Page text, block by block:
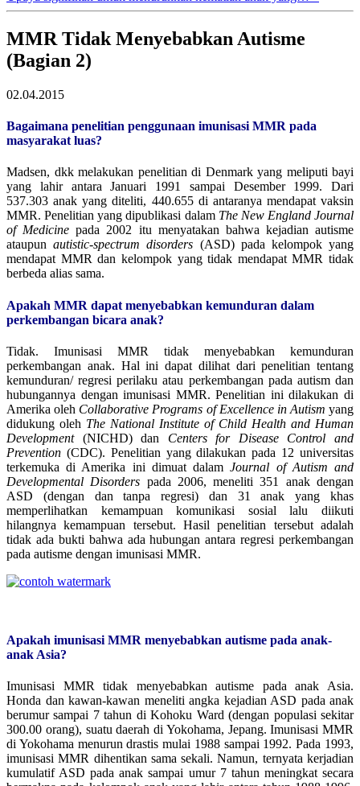
MMR Tidak Menyebabkan Autisme
(Bagian 2)
02.04.2015
Bagaimana penelitian penggunaan imunisasi MMR pada
masyarakat luas?
Madsen, dkk melakukan penelitian di Denmark yang meliputi bayi
yang lahir antara Januari 1991 sampai Desember 1999. Dari
537.303 anak yang diteliti, 440.655 di antaranya mendapat vaksin
MMR. Penelitian yang dipublikasi dalam The New England Journal
of Medicine pada 2002 itu menyatakan bahwa kejadian autisme
ataupunautistic-spectrum disorders (ASD) pada kelompok yang
mendapat MMR dan kelompok yang tidak mendapat MMR tidak
berbeda alias sama.
Apakah MMR dapat menyebabkan kemunduran dalam
perkembangan bicara anak?
Tidak. Imunisasi MMR tidak menyebabkan kemunduran
perkembangan anak. Hal ini dapat dilihat dari penelitian tentang
kemunduran/ regresi perilaku atau perkembangan pada autism dan
hubungannya dengan imunisasi MMR. Penelitian ini dilakukan di
Amerika oleh Collaborative Programs of Excellence in Autism yang
didukung oleh The National Institute of Child Health and Human
Development(NICHD) dan Centers for Disease Control and
Prevention (CDC). Penelitian yang dilakukan pada 12 universitas
terkemuka di Amerika ini dimuat dalamJournal of Autism and
Developmental Disorders pada 2006, meneliti 351 anak dengan
ASD (dengan dan tanpa regresi) dan 31 anak yang khas
memperlihatkan kemampuan komunikasi sosial lalu diikuti
hilangnya kemampuan tersebut. Hasil penelitian tersebut adalah
tidak ada bukti bahwa ada hubungan antara regresi perkembangan
pada autisme dengan imunisasi MMR.
Apakah imunisasi MMR menyebabkan autisme pada anak-
anak Asia?
Imunisasi MMR tidak menyebabkan autisme pada anak Asia.
Honda dan kawan-kawan meneliti angka kejadian ASD pada anak
berumur sampai 7 tahun di Kohoku Ward (dengan populasi sekitar
300.00 orang), suatu daerah di Yokohama, Jepang. Imunisasi MMR
di Yokohama menurun drastis mulai 1988 sampai 1992. Pada 1993,
imunisasi MMR dihentikan sama sekali. Namun, ternyata kerjadian
kumulatif ASD pada anak sampai umur 7 tahun meningkat secara